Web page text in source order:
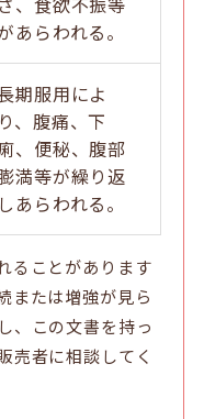
あらわれる。
期服用によ
り、腹痛、下
、便秘、腹部
満等が繰り返
しあらわれる。
ることがあります
または増強が見ら
、この文書を持っ
売者に相談してく